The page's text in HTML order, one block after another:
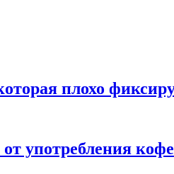
плохо
употребления кофе